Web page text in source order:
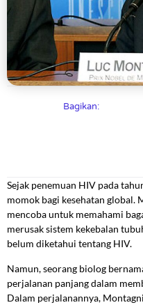
Bagikan:
Sejak penemuan HIV pada
momok bagi kesehatan global.
mencoba untuk memahami
merusak sistem kekebalan
belum diketahui tentang HIV.
Namun, seorang biolog
perjalanan panjang dalam
Dalam perjalanannya,